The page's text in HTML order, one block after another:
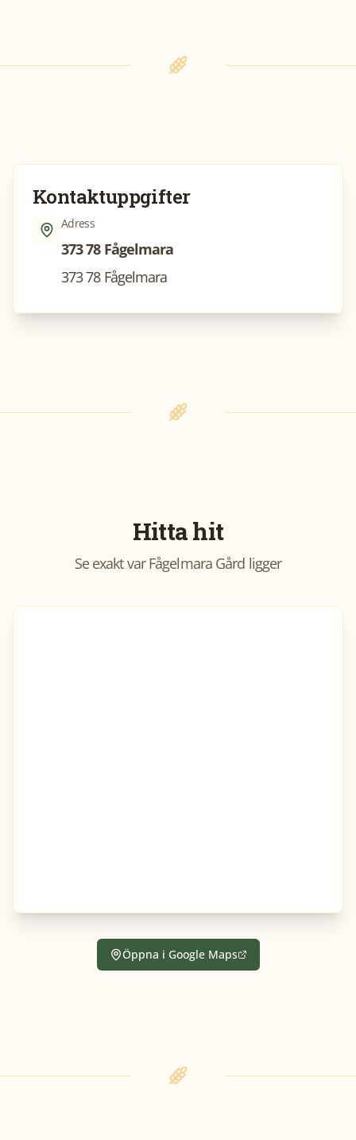
Kontaktuppgifter
Adress
373 78 Fågelmara
373 78 Fågelmara
Hitta hit
Se exakt varFågelmara Gård ligger
Öppna i Google Maps